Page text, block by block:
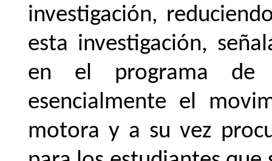
investigación,
esta investigación,
en el programa de
esencialmente el
motora y a su vez